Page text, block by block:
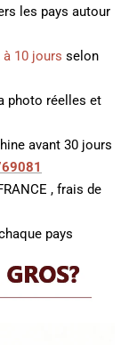
les pays autour
à 10 jours selon
photo réelles et
avant 30 jours
, frais de
pays